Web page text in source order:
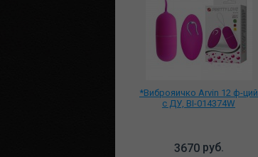
*Виброяичко Arvin 12 ф-ций
с ДУ, BI-014374W
3670руб.